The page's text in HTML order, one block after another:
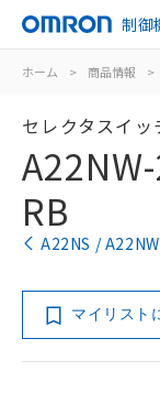
制御
ホーム > 商品情報 >
セレクタスイッ
RB
A22NS /
マイリスト